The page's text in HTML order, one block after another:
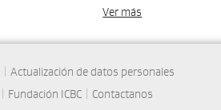
Ver más
Actualización de datos personales
Fundación ICBC
Contactanos